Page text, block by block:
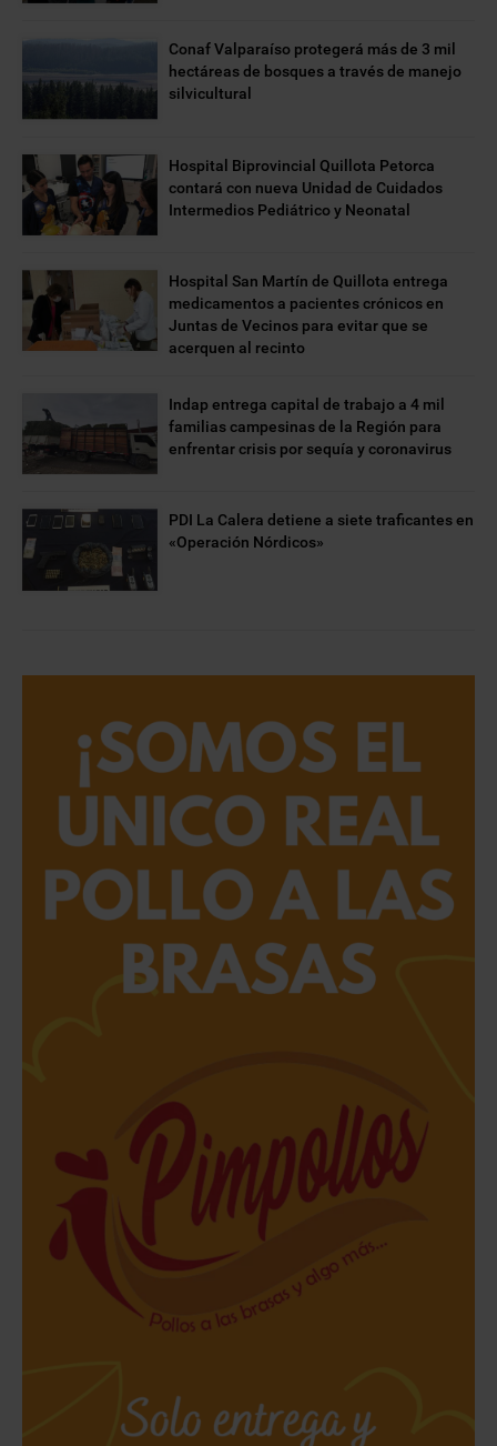
Conaf Valparaíso protegerá más de 3 mil
hectáreas de bosques a través de manejo
silvicultural
Hospital Biprovincial Quillota Petorca
contará con nueva Unidad de Cuidados
Intermedios Pediátrico y Neonatal
Hospital San Martín de Quillota entrega
medicamentos a pacientes crónicos en
Juntas de Vecinos para evitar que se
acerquen al recinto
Indap entrega capital de trabajo a 4 mil
familias campesinas de la Región para
enfrentar crisis por sequía y coronavirus
PDI La Calera detiene a siete traficantes en
«Operación Nórdicos»